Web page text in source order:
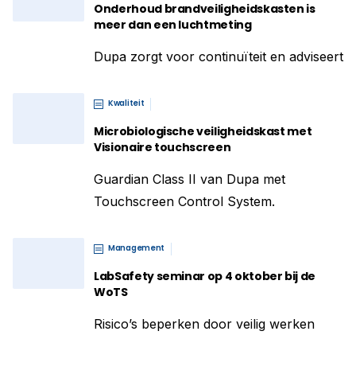
Onderhoud brandveiligheidskasten is
meer dan een luchtmeting
Dupa zorgt voor continuïteit en adviseert
Kwaliteit
Microbiologische veiligheidskast met
Visionaire touchscreen
Guardian Class II van Dupa met
Touchscreen Control System.
Management
LabSafety seminar op 4 oktober bij de
WoTS
Risico’s beperken door veilig werken